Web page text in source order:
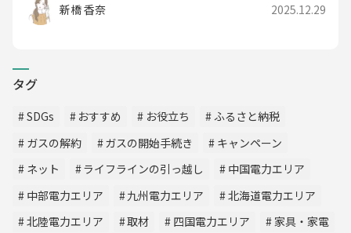
新橋 香奈 2025.12.29
タグ
SDGs おすすめ お役立ち
ふるさと納税
ガスの解約
ガスの開始手続き
キャンペーン
ネット
ライフラインの引っ越し
中国電力エリア
中部電力エリア
九州電力エリア
北海道電力エリア
北陸電力エリア
取材 四国電力エリア
家具・家電